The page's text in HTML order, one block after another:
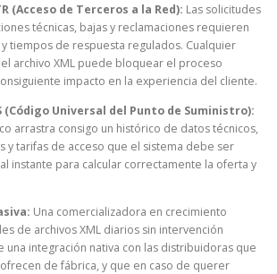
(Acceso de Terceros a la Red): Las solicitudes
técnicas, bajas y reclamaciones requieren
tiempos de respuesta regulados. Cualquier
archivo XML puede bloquear el proceso
impacto en la experiencia del cliente.
(Código Universal del Punto de Suministro):
arrastra consigo un histórico de datos técnicos,
y tarifas de acceso que el sistema debe ser
instante para calcular correctamente la oferta y
Una comercializadora en crecimiento
de archivos XML diarios sin intervención
una integración nativa con las distribuidoras que
ofrecen de fábrica, y que en caso de querer